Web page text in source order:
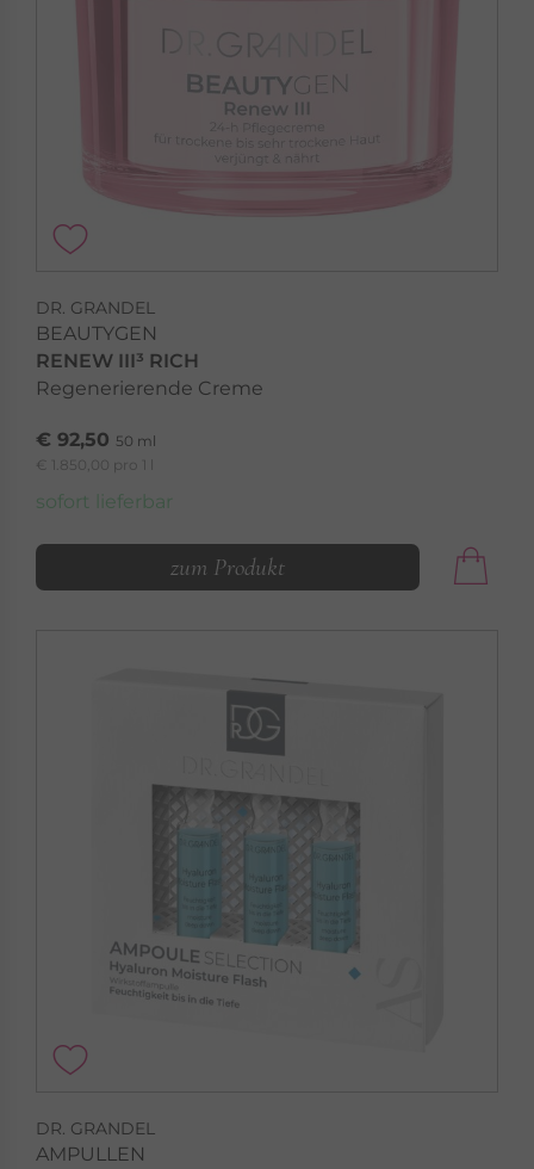
DR. GRANDEL
BEAUTYGEN
RENEW III³ RICH
Regenerierende Creme
€ 92,50 50 ml
€ 1.850,00 pro 1 l
sofort lieferbar
zum Produkt
DR. GRANDEL
AMPULLEN